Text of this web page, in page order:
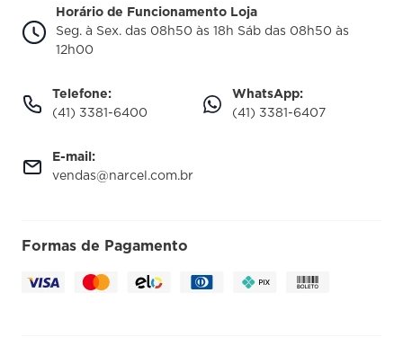
Nossa loja
Trocas e Devoluções
Política de Entrega
Horário de Funcionamento Loja
Seg. à Sex. das 08h50 às 18h Sáb das 08h50 às
12h00
Telefone:
(41) 3381-6400
WhatsApp:
(41) 3381-6407
E-mail:
vendas@narcel.com.br
Formas de Pagamento